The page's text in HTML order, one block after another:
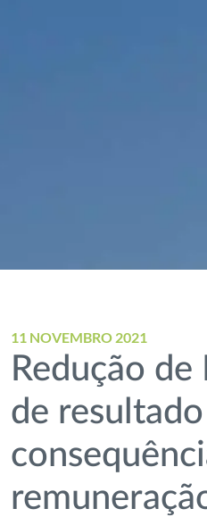
11 NOVEMBRO 2021
Redução de
de